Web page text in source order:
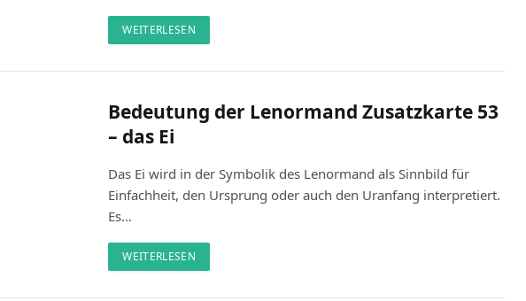
WEITERLESEN
Bedeutung der Lenormand Zusatzkarte 53
– das Ei
Das Ei wird in der Symbolik des Lenormand als Sinnbild für
Einfachheit, den Ursprung oder auch den Uranfang interpretiert.
Es…
WEITERLESEN